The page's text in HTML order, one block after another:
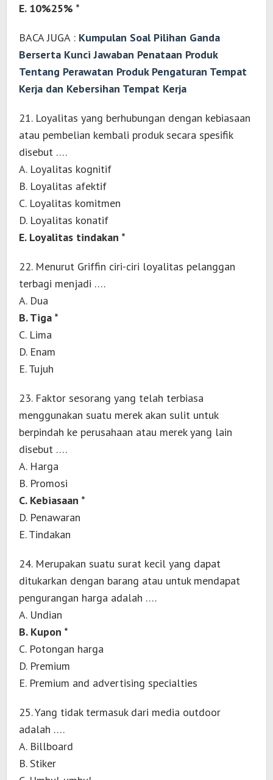
E. 10%25% *
BACA JUGA : Kumpulan Soal Pilihan Ganda
Berserta Kunci Jawaban Penataan Produk
Tentang Perawatan Produk Pengaturan Tempat
Kerja dan Kebersihan Tempat Kerja
21. Loyalitas yang berhubungan dengan kebiasaan
atau pembelian kembali produk secara spesifik
disebut ….
A. Loyalitas kognitif
B. Loyalitas afektif
C. Loyalitas komitmen
D. Loyalitas konatif
E. Loyalitas tindakan *
22. Menurut Griffin ciri-ciri loyalitas pelanggan
terbagi menjadi ….
A. Dua
B. Tiga *
C. Lima
D. Enam
E. Tujuh
23. Faktor sesorang yang telah terbiasa
menggunakan suatu merek akan sulit untuk
berpindah ke perusahaan atau merek yang lain
disebut ….
A. Harga
B. Promosi
C. Kebiasaan *
D. Penawaran
E. Tindakan
24. Merupakan suatu surat kecil yang dapat
ditukarkan dengan barang atau untuk mendapat
pengurangan harga adalah ….
A. Undian
B. Kupon *
C. Potongan harga
D. Premium
E. Premium and advertising specialties
25. Yang tidak termasuk dari media outdoor
adalah ….
A. Billboard
B. Stiker